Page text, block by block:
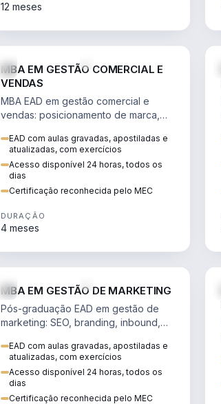
12 meses
MBA EM GESTÃO COMERCIAL E
VENDAS
MBA EAD em gestão comercial e
vendas: posicionamento de marca,
comportamento do consumidor na
era digital.
EAD com aulas gravadas, apostiladas e
atualizadas, com exercícios
Acesso disponível 24 horas, todos os
dias
Certificação reconhecida pelo MEC
DURAÇÃO
4 meses
MBA EM GESTÃO DE MARKETING
Pós-graduação EAD em gestão de
marketing: SEO, branding, inbound,
decisões orientadas por dados.
EAD com aulas gravadas, apostiladas e
atualizadas, com exercícios
Acesso disponível 24 horas, todos os
dias
Certificação reconhecida pelo MEC